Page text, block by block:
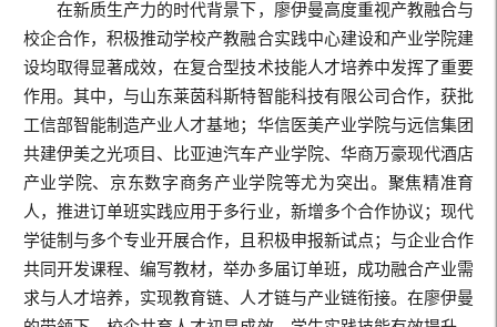
在新质生产力的时代背景下，廖伊曼高度重视产教融合与
校企合作，积极推动学校产教融合实践中心建设和产业学院建
设均取得显著成效，在复合型技术技能人才培养中发挥了重要
作用。其中，与山东莱茵科斯特智能科技有限公司合作，获批
工信部智能制造产业人才基地；华信医美产业学院与远信集团
共建伊美之光项目、比亚迪汽车产业学院、华商万豪现代酒店
产业学院、京东数字商务产业学院等尤为突出。聚焦精准育
人，推进订单班实践应用于多行业，新增多个合作协议；现代
学徒制与多个专业开展合作，且积极申报新试点；与企业合作
共同开发课程、编写教材，举办多届订单班，成功融合产业需
求与人才培养，实现教育链、人才链与产业链衔接。在廖伊曼